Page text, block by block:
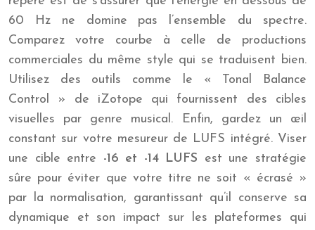
60 Hz ne domine pas l’ensemble du spectre.
Comparez votre courbe à celle de productions
commerciales du même style qui se traduisent bien.
Utilisez des outils comme le « Tonal Balance
Control » de iZotope qui fournissent des cibles
visuelles par genre musical. Enfin, gardez un œil
constant sur votre mesureur de LUFS intégré. Viser
une cible entre -16 et -14 LUFS est une stratégie
sûre pour éviter que votre titre ne soit « écrasé »
par la normalisation, garantissant qu’il conserve sa
dynamique et son impact sur les plateformes qui